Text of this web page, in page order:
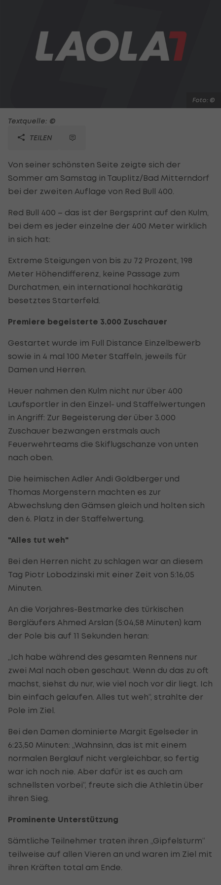
Foto: ©
Textquelle: ©
TEILEN
Von seiner schönsten Seite zeigte sich der
Sommer am Samstag in Tauplitz/Bad Mitterndorf
bei der zweiten Auflage von Red Bull 400.
Red Bull 400 – das ist der Bergsprint auf den Kulm,
bei dem es jeder einzelne der 400 Meter wirklich
in sich hat:
Extreme Steigungen von bis zu 72 Prozent, 198
Meter Höhendifferenz, keine Passage zum
Durchatmen, ein international hochkarätig
besetztes Starterfeld.
Premiere begeisterte 3.000 Zuschauer
Gestartet wurde im Full Distance Einzelbewerb
sowie in 4 mal 100 Meter Staffeln, jeweils für
Damen und Herren.
Heuer nahmen den Kulm nicht nur über 400
Laufsportler in den Einzel- und Staffelwertungen
in Angriff: Zur Begeisterung der über 3.000
Zuschauer bezwangen erstmals auch
Feuerwehrteams die Skiflugschanze von unten
nach oben.
Die heimischen Adler Andi Goldberger und
Thomas Morgenstern machten es zur
Abwechslung den Gämsen gleich und holten sich
den 6. Platz in der Staffelwertung.
"Alles tut weh"
Bei den Herren nicht zu schlagen war an diesem
Tag Piotr Lobodzinski mit einer Zeit von 5:16,05
Minuten.
An die Vorjahres-Bestmarke des türkischen
Bergläufers Ahmed Arslan (5:04,58 Minuten) kam
der Pole bis auf 11 Sekunden heran:
„Ich habe während des gesamten Rennens nur
zwei Mal nach oben geschaut. Wenn du das zu oft
machst, siehst du nur, wie viel noch vor dir liegt. Ich
bin einfach gelaufen. Alles tut weh“, strahlte der
Pole im Ziel.
Bei den Damen dominierte Margit Egelseder in
6:23,50 Minuten: „Wahnsinn, das ist mit einem
normalen Berglauf nicht vergleichbar, so fertig
war ich noch nie. Aber dafür ist es auch am
schnellsten vorbei“, freute sich die Athletin über
ihren Sieg.
Prominente Unterstützung
Sämtliche Teilnehmer traten ihren „Gipfelsturm“
teilweise auf allen Vieren an und waren im Ziel mit
ihren Kräften total am Ende.